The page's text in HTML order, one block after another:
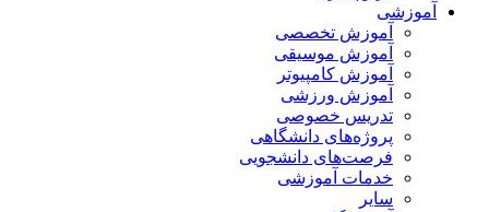
آموزشی
آموزش تخصصی
آموزش موسیقی
آموزش کامپیوتر
آموزش ورزشی
تدریس خصوصی
پروژه‌های دانشگاهی
فرصت‌های دانشجویی
خدمات آموزشی
سایر